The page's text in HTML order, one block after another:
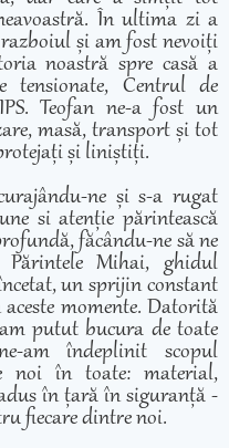
În ultima zi a
și am fost nevoiți
noastră spre casă a
tensionate, Centrul de
Teofan ne-a fost un
masă, transport și tot
și liniștiți.
ne și s-a rugat
si atenție părintească
făcându-ne să ne
Mihai, ghidul
un sprijin constant
momente. Datorită
putut bucura de toate
am îndeplinit scopul
noi în toate: material,
în țară în siguranță -
fiecare dintre noi.